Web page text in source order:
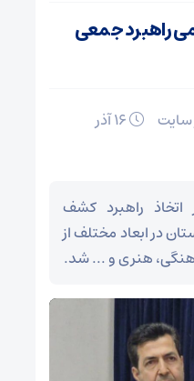
راهبرد جمعی
سایت
اتخاذ راهبرد کشف
در ابعاد مختلف از
هنری و ... شد.